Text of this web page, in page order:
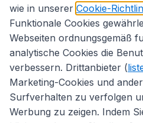
wie in unserer Cookie-
Funktionale Cookies
Webseiten ordnungsgemäß
analytische Cookies die
verbessern. Drittanbieter (
Marketing-Cookies und
Surfverhalten zu verfolgen
Werbung zu zeigen. Indem